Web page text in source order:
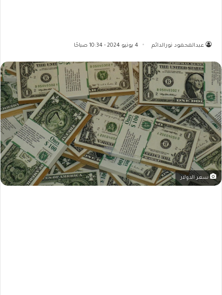
عبدالمحمود نورالدائم 4 يونيو 2024 - 10:34 صباحًا
سعر الدولار